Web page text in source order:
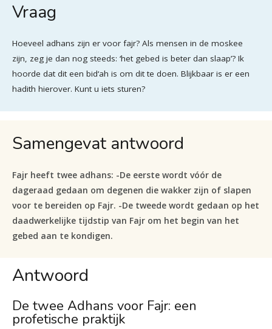
Vraag
Hoeveel adhans zijn er voor fajr? Als mensen in de moskee
zijn, zeg je dan nog steeds: ‘het gebed is beter dan slaap’? Ik
hoorde dat dit een bid‘ah is om dit te doen. Blijkbaar is er een
hadith hierover. Kunt u iets sturen?
Samengevat antwoord
Fajr heeft twee adhans: -De eerste wordt vóór de
dageraad gedaan om degenen die wakker zijn of slapen
voor te bereiden op Fajr. -De tweede wordt gedaan op het
daadwerkelijke tijdstip van Fajr om het begin van het
gebed aan te kondigen.
Antwoord
De twee Adhans voor Fajr: een
profetische praktijk